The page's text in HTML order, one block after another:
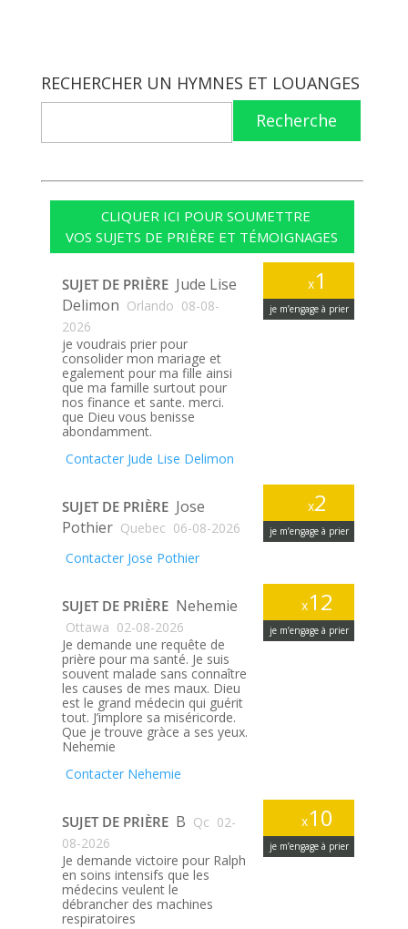
RECHERCHER UN HYMNES ET LOUANGES
Recherche
CLIQUER ICI POUR SOUMETTRE
VOS SUJETS DE PRIÈRE ET TÉMOIGNAGES
x1
je m’engage à prier
SUJET DE PRIÈRE Jude Lise
Delimon Orlando 08-08-
2026
je voudrais prier pour
consolider mon mariage et
egalement pour ma fille ainsi
que ma famille surtout pour
nos finance et sante. merci.
que Dieu vous benisse
abondamment.
Contacter Jude Lise Delimon
x2
je m’engage à prier
SUJET DE PRIÈRE Jose
Pothier Quebec 06-08-2026
Contacter Jose Pothier
x12
je m’engage à prier
SUJET DE PRIÈRE Nehemie
Ottawa 02-08-2026
Je demande une requête de
prière pour ma santé. Je suis
souvent malade sans connaître
les causes de mes maux. Dieu
est le grand médecin qui guérit
tout. J’implore sa miséricorde.
Que je trouve gràce a ses yeux.
Nehemie
Contacter Nehemie
x10
je m’engage à prier
SUJET DE PRIÈRE B Qc 02-
08-2026
Je demande victoire pour Ralph
en soins intensifs que les
médecins veulent le
débrancher des machines
respiratoires